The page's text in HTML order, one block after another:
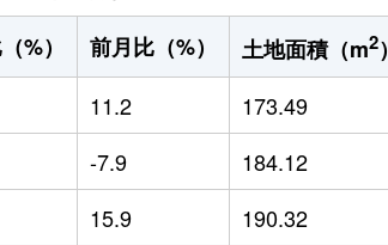
%） 前月比（%） 土地面積（m2）
11.2 173.49
-7.9 184.12
15.9 190.32